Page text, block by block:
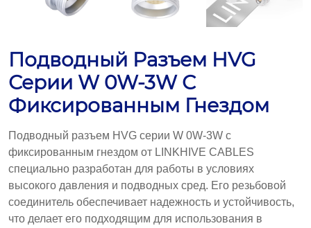
Подводный Разъем HVG
Серии W 0W-3W С
Фиксированным Гнездом
Подводный разъем HVG серии W 0W-3W с
фиксированным гнездом от LINKHIVE CABLES
специально разработан для работы в условиях
высокого давления и подводных сред. Его резьбовой
соединитель обеспечивает надежность и устойчивость,
что делает его подходящим для использования в